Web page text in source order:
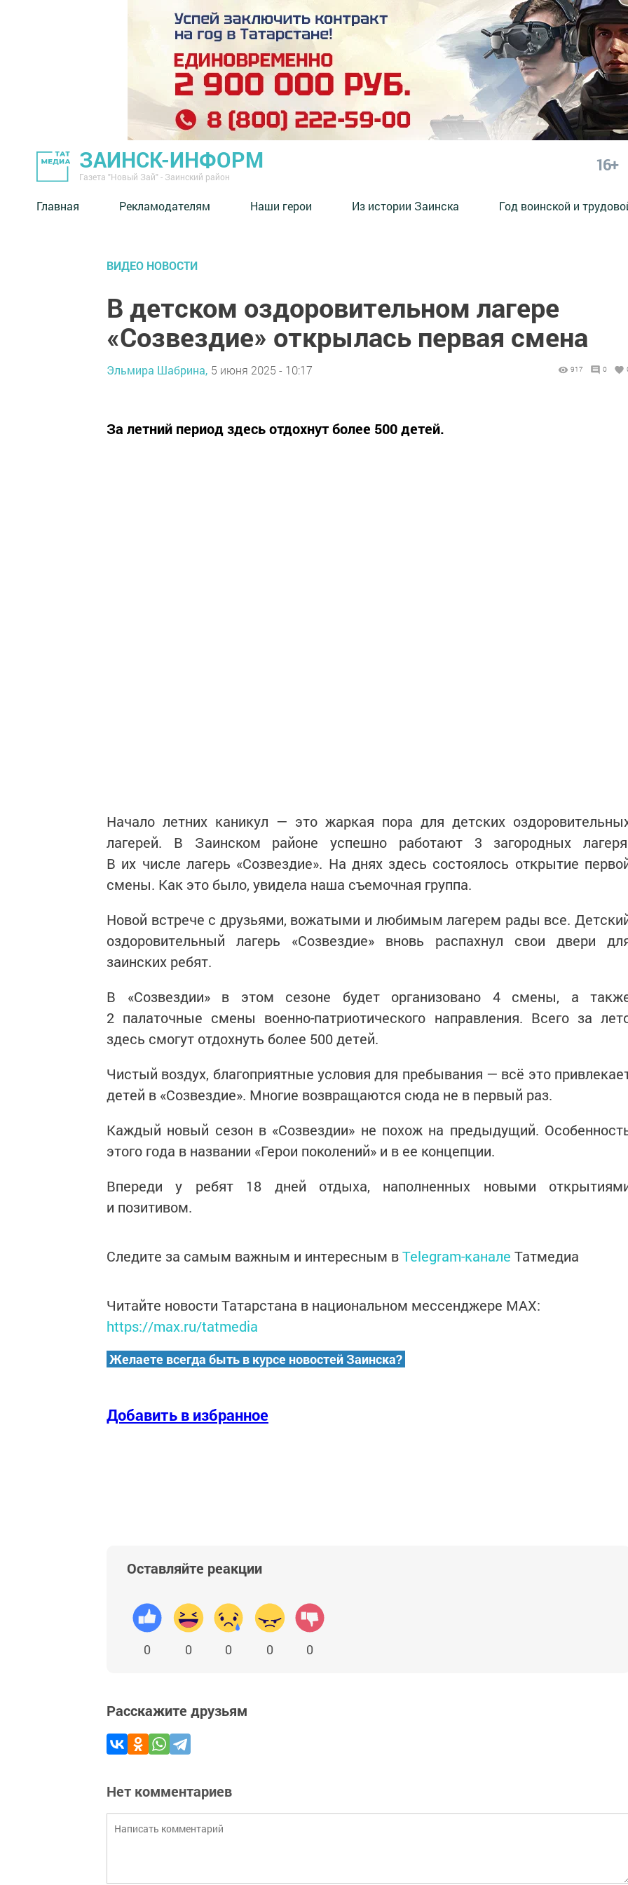
ЗАИНСК-ИНФОРМ
Газета "Новый Зай" - Заинский район
16+
Главная Рекламодателям Наши герои Из истории Заинска Год воинской и
ВИДЕО НОВОСТИ
В детском оздоровительном лагере
«Созвездие» открылась первая смена
Эльмира Шабрина, 5 июня 2025 - 10:17 917 0
За летний период здесь отдохнут более 500 детей.
Начало летних каникул — это жаркая пора для детских
лагерей. В Заинском районе успешно работают 3 загородных
В их числе лагерь «Созвездие». На днях здесь состоялось открытие
смены. Как это было, увидела наша съемочная группа.
Новой встрече с друзьями, вожатыми и любимым лагерем рады все.
оздоровительный лагерь «Созвездие» вновь распахнул свои двери
заинских ребят.
В «Созвездии» в этом сезоне будет организовано 4 смены, а
2 палаточные смены военно-патриотического направления. Всего за
здесь смогут отдохнуть более 500 детей.
Чистый воздух, благоприятные условия для пребывания — всё это
детей в «Созвездие». Многие возвращаются сюда не в первый раз.
Каждый новый сезон в «Созвездии» не похож на предыдущий.
этого года в названии «Герои поколений» и в ее концепции.
Впереди у ребят 18 дней отдыха, наполненных новыми
и позитивом.
Следите за самым важным и интересным вTelegram-канале Татмедиа
Читайте новости Татарстана в национальном мессенджере MАХ:
https://max.ru/tatmedia
Желаете всегда быть в курсе новостей Заинска?
Добавить в избранное
Оставляйте реакции
0 0 0 0 0
Расскажите друзьям
Нет комментариев